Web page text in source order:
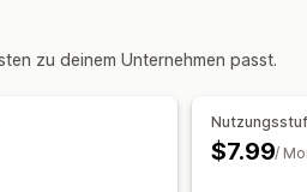
zu deinem Unternehmen passt.
$7.99/